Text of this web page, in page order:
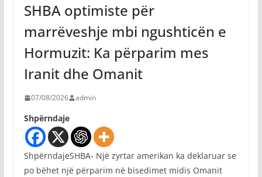
SHBA optimiste për
marrëveshje mbi ngushticën e
Hormuzit: Ka përparim mes
Iranit dhe Omanit
07/08/2026 admin
Shpërndaje
ShpërndajeSHBA- Një zyrtar amerikan ka deklaruar se
po bëhet një përparim në bisedimet midis Omanit